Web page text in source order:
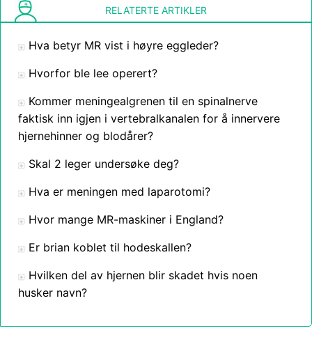
RELATERTE ARTIKLER
Hva betyr MR vist i høyre eggleder?
Hvorfor ble lee operert?
Kommer meningealgrenen til en spinalnerve
faktisk inn igjen i vertebralkanalen for å innervere
hjernehinner og blodårer?
Skal 2 leger undersøke deg?
Hva er meningen med laparotomi?
Hvor mange MR-maskiner i England?
Er brian koblet til hodeskallen?
Hvilken del av hjernen blir skadet hvis noen
husker navn?